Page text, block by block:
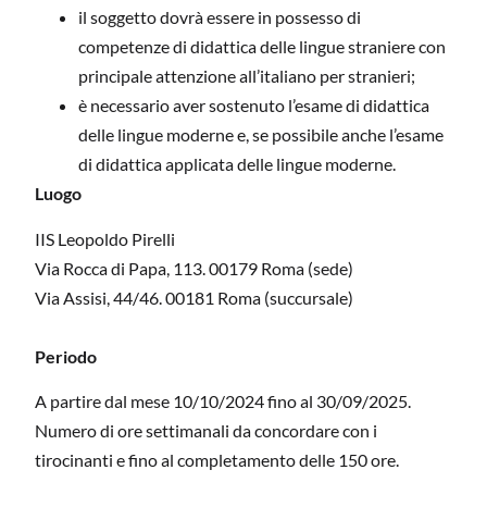
il soggetto dovrà essere in possesso di
competenze di didattica delle lingue straniere con
principale attenzione all’italiano per stranieri;
è necessario aver sostenuto l’esame di didattica
delle lingue moderne e, se possibile anche l’esame
di didattica applicata delle lingue moderne.
Luogo
IIS Leopoldo Pirelli
Via Rocca di Papa, 113. 00179 Roma (sede)
Via Assisi, 44/46. 00181 Roma (succursale)
Periodo
A partire dal mese 10/10/2024 fino al 30/09/2025.
Numero di ore settimanali da concordare con i
tirocinanti e fino al completamento delle 150 ore.